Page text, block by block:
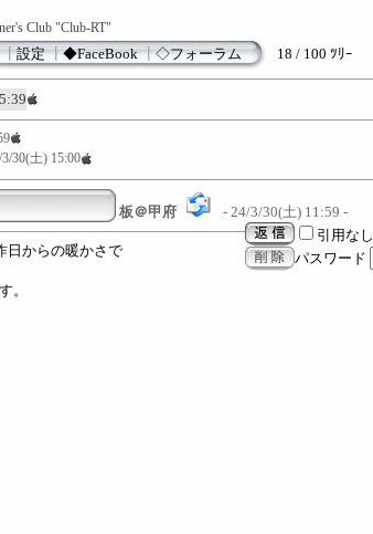
Club "Club-RT"
┃設定┃◆FaceBook┃◇フォーラム 18 / 100 ﾂﾘｰ
3/30(土) 15:00
板＠甲府
- 24/3/30(土) 11:59 -
引用なし
パスワード
日からの暖かさで
。